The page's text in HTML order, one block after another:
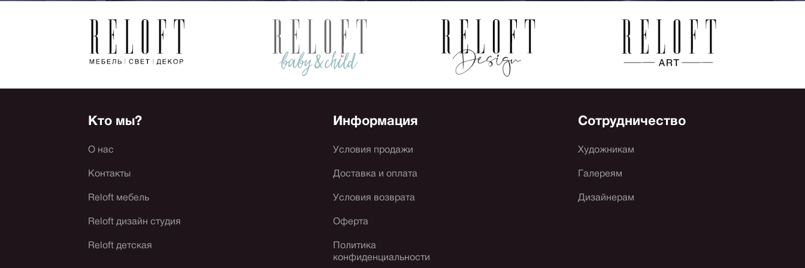
Кто мы?
О нас
Контакты
Reloft мебель
Reloft дизайн студия
Reloft детская
Информация
Условия продажи
Доставка и оплата
Условия возврата
Оферта
Политика
конфиденциальности
Сотрудничество
Художникам
Галереям
Дизайнерам